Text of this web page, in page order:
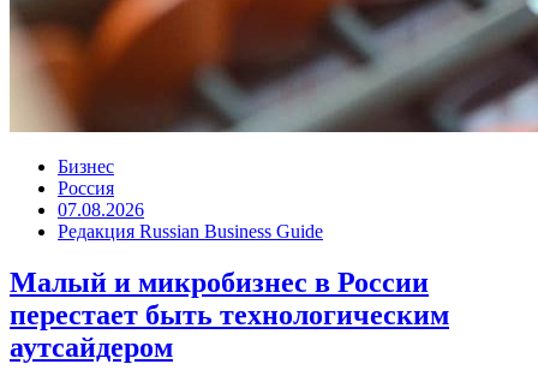
Бизнес
Россия
07.08.2026
Редакция Russian Business Guide
Малый и микробизнес в России
перестает быть технологическим
аутсайдером